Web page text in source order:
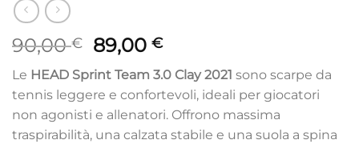
90,00€
Il
prezzo
originale
era:
90,00 €.
89,00€Il
prezzo
attuale
è:
89,00 €.
Le HEAD Sprint Team 3.0 Clay 2021 sono scarpe da
tennis leggere e confortevoli, ideali per giocatori
non agonisti e allenatori. Offrono massima
traspirabilità, una calzata stabile e una suola a spina